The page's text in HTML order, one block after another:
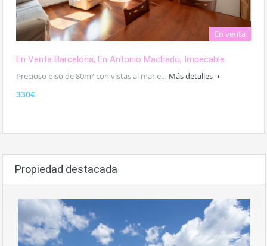
En venta
En Venta Barcelona, En Antonio Machado, Impecable.
Precioso piso de 80m² con vistas al mar e… Más detalles
330€
Propiedad destacada